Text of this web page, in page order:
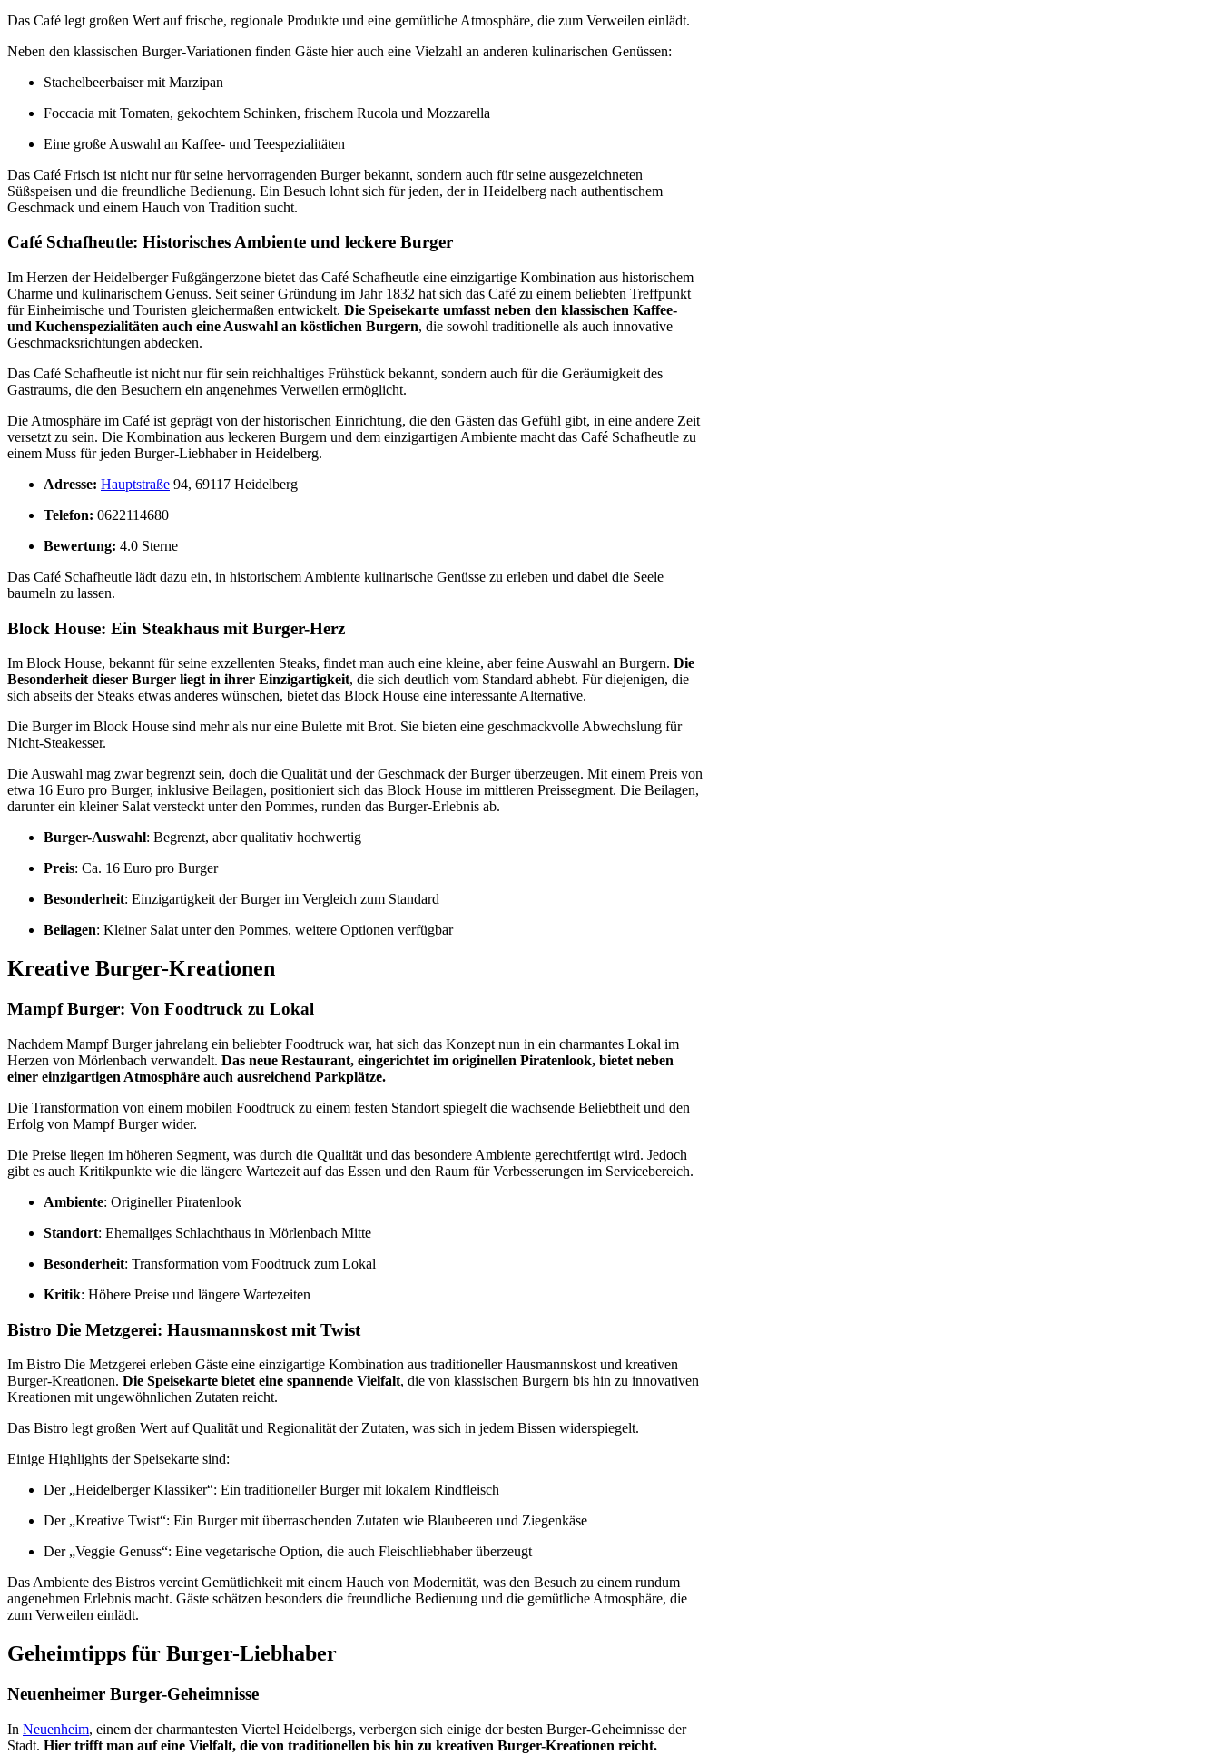
Das Café legt großen Wert auf frische, regionale Produkte und eine gemütliche Atmosphäre, die zum Verweilen einlädt.
Neben den klassischen Burger-Variationen finden Gäste hier auch eine Vielzahl an anderen kulinarischen Genüssen:
Stachelbeerbaiser mit Marzipan
Foccacia mit Tomaten, gekochtem Schinken, frischem Rucola und Mozzarella
Eine große Auswahl an Kaffee- und Teespezialitäten
Das Café Frisch ist nicht nur für seine hervorragenden Burger bekannt, sondern auch für seine ausgezeichneten
Süßspeisen und die freundliche Bedienung. Ein Besuch lohnt sich für jeden, der in Heidelberg nach authentischem
Geschmack und einem Hauch von Tradition sucht.
Café Schafheutle: Historisches Ambiente und leckere Burger
Im Herzen der Heidelberger Fußgängerzone bietet das Café Schafheutle eine einzigartige Kombination aus historischem
Charme und kulinarischem Genuss. Seit seiner Gründung im Jahr 1832 hat sich das Café zu einem beliebten Treffpunkt
für Einheimische und Touristen gleichermaßen entwickelt. Die Speisekarte umfasst neben den klassischen Kaffee-
und Kuchenspezialitäten auch eine Auswahl an köstlichen Burgern, die sowohl traditionelle als auch innovative
Geschmacksrichtungen abdecken.
Das Café Schafheutle ist nicht nur für sein reichhaltiges Frühstück bekannt, sondern auch für die Geräumigkeit des
Gastraums, die den Besuchern ein angenehmes Verweilen ermöglicht.
Die Atmosphäre im Café ist geprägt von der historischen Einrichtung, die den Gästen das Gefühl gibt, in eine andere Zeit
versetzt zu sein. Die Kombination aus leckeren Burgern und dem einzigartigen Ambiente macht das Café Schafheutle zu
einem Muss für jeden Burger-Liebhaber in Heidelberg.
Adresse: Hauptstraße 94, 69117 Heidelberg
Telefon: 0622114680
Bewertung: 4.0 Sterne
Das Café Schafheutle lädt dazu ein, in historischem Ambiente kulinarische Genüsse zu erleben und dabei die Seele
baumeln zu lassen.
Block House: Ein Steakhaus mit Burger-Herz
Im Block House, bekannt für seine exzellenten Steaks, findet man auch eine kleine, aber feine Auswahl an Burgern. Die
Besonderheit dieser Burger liegt in ihrer Einzigartigkeit, die sich deutlich vom Standard abhebt. Für diejenigen, die
sich abseits der Steaks etwas anderes wünschen, bietet das Block House eine interessante Alternative.
Die Burger im Block House sind mehr als nur eine Bulette mit Brot. Sie bieten eine geschmackvolle Abwechslung für
Nicht-Steakesser.
Die Auswahl mag zwar begrenzt sein, doch die Qualität und der Geschmack der Burger überzeugen. Mit einem Preis von
etwa 16 Euro pro Burger, inklusive Beilagen, positioniert sich das Block House im mittleren Preissegment. Die Beilagen,
darunter ein kleiner Salat versteckt unter den Pommes, runden das Burger-Erlebnis ab.
Burger-Auswahl: Begrenzt, aber qualitativ hochwertig
Preis: Ca. 16 Euro pro Burger
Besonderheit: Einzigartigkeit der Burger im Vergleich zum Standard
Beilagen: Kleiner Salat unter den Pommes, weitere Optionen verfügbar
Kreative Burger-Kreationen
Mampf Burger: Von Foodtruck zu Lokal
Nachdem Mampf Burger jahrelang ein beliebter Foodtruck war, hat sich das Konzept nun in ein charmantes Lokal im
Herzen von Mörlenbach verwandelt. Das neue Restaurant, eingerichtet im originellen Piratenlook, bietet neben
einer einzigartigen Atmosphäre auch ausreichend Parkplätze.
Die Transformation von einem mobilen Foodtruck zu einem festen Standort spiegelt die wachsende Beliebtheit und den
Erfolg von Mampf Burger wider.
Die Preise liegen im höheren Segment, was durch die Qualität und das besondere Ambiente gerechtfertigt wird. Jedoch
gibt es auch Kritikpunkte wie die längere Wartezeit auf das Essen und den Raum für Verbesserungen im Servicebereich.
Ambiente: Origineller Piratenlook
Standort: Ehemaliges Schlachthaus in Mörlenbach Mitte
Besonderheit: Transformation vom Foodtruck zum Lokal
Kritik: Höhere Preise und längere Wartezeiten
Bistro Die Metzgerei: Hausmannskost mit Twist
Im Bistro Die Metzgerei erleben Gäste eine einzigartige Kombination aus traditioneller Hausmannskost und kreativen
Burger-Kreationen. Die Speisekarte bietet eine spannende Vielfalt, die von klassischen Burgern bis hin zu innovativen
Kreationen mit ungewöhnlichen Zutaten reicht.
Das Bistro legt großen Wert auf Qualität und Regionalität der Zutaten, was sich in jedem Bissen widerspiegelt.
Einige Highlights der Speisekarte sind:
Der „Heidelberger Klassiker“: Ein traditioneller Burger mit lokalem Rindfleisch
Der „Kreative Twist“: Ein Burger mit überraschenden Zutaten wie Blaubeeren und Ziegenkäse
Der „Veggie Genuss“: Eine vegetarische Option, die auch Fleischliebhaber überzeugt
Das Ambiente des Bistros vereint Gemütlichkeit mit einem Hauch von Modernität, was den Besuch zu einem rundum
angenehmen Erlebnis macht. Gäste schätzen besonders die freundliche Bedienung und die gemütliche Atmosphäre, die
zum Verweilen einlädt.
Geheimtipps für Burger-Liebhaber
Neuenheimer Burger-Geheimnisse
In Neuenheim, einem der charmantesten Viertel Heidelbergs, verbergen sich einige der besten Burger-Geheimnisse der
Stadt. Hier trifft man auf eine Vielfalt, die von traditionellen bis hin zu kreativen Burger-Kreationen reicht.